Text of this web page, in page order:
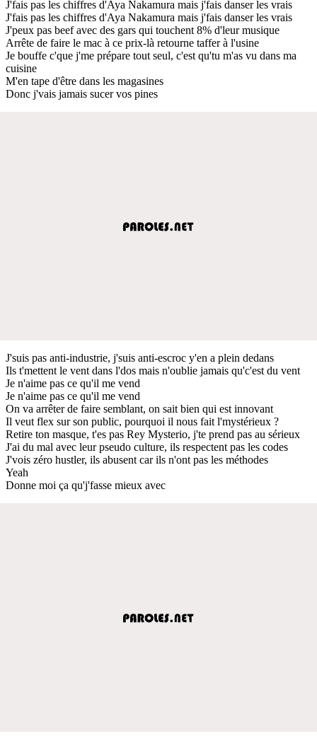
J'fais pas les chiffres d'Aya Nakamura mais j'fais danser les vrais
J'fais pas les chiffres d'Aya Nakamura mais j'fais danser les vrais
J'peux pas beef avec des gars qui touchent 8% d'leur musique
Arrête de faire le mac à ce prix-là retourne taffer à l'usine
Je bouffe c'que j'me prépare tout seul, c'est qu'tu m'as vu dans ma
cuisine
M'en tape d'être dans les magasines
Donc j'vais jamais sucer vos pines
J'suis pas anti-industrie, j'suis anti-escroc y'en a plein dedans
Ils t'mettent le vent dans l'dos mais n'oublie jamais qu'c'est du vent
Je n'aime pas ce qu'il me vend
Je n'aime pas ce qu'il me vend
On va arrêter de faire semblant, on sait bien qui est innovant
Il veut flex sur son public, pourquoi il nous fait l'mystérieux ?
Retire ton masque, t'es pas Rey Mysterio, j'te prend pas au sérieux
J'ai du mal avec leur pseudo culture, ils respectent pas les codes
J'vois zéro hustler, ils abusent car ils n'ont pas les méthodes
Yeah
Donne moi ça qu'j'fasse mieux avec